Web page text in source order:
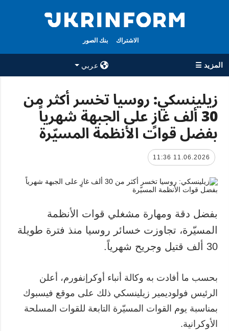
الاشتراك بنك الصور
المزيد ☰
عربي
جميع الأقسام
حرب
اقتصاد
تعافي أوكرانيا
مجتمع
الدفاع
رياضة
الوكالة
معلومات عن
الوكالة
وحماية البيانات
المزيد
مقابلات
الصور
الفيديوهات
بنك الصور
زيلينسكي: روسيا تخسر أكثر من
30 ألف غازٍ على الجبهة شهرياً
بفضل قوات الأنظمة المسيّرة
11.06.2026 11:36
بفضل دقة ومهارة مشغلي قوات الأنظمة
المسيّرة، تجاوزت خسائر روسيا منذ فترة طويلة
30 ألف قتيل وجريح شهرياً.
بحسب ما أفادت به وكالة أنباء أوكرإنفورم، أعلن
الرئيس فولوديمير زيلينسكي ذلك على موقع فيسبوك
بمناسبة يوم القوات المسيّرة التابعة للقوات المسلحة
الأوكرانية.